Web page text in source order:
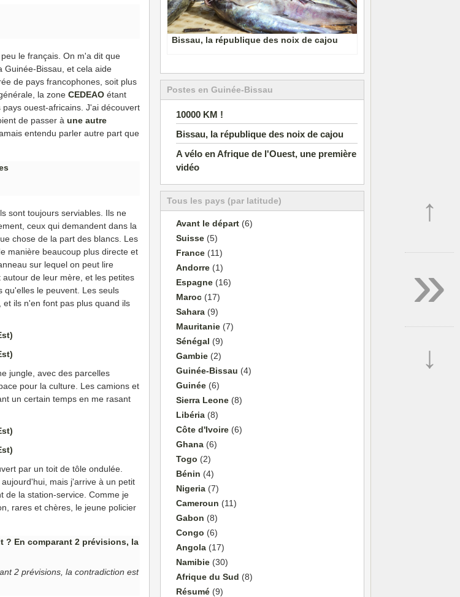
le français. On m'a dit que
Guinée-Bissau, et cela aide
de pays francophones, soit plus
la zone CEDEAO étant
ouest-africains. J'ai découvert
de passer à une autre
entendu parler autre part que
sont toujours serviables. Ils ne
ceux qui demandent dans la
chose de la part des blancs. Les
manière beaucoup plus directe et
sur lequel on peut lire
autour de leur mère, et les petites
qu'elles le peuvent. Les seuls
ils n'en font pas plus quand ils
jungle, avec des parcelles
pour la culture. Les camions et
un certain temps en me rasant
par un toit de tôle ondulée.
mais j'arrive à un petit
de la station-service. Comme je
rares et chères, le jeune policier
2 prévisions, la contradiction est
Bissau, la république des noix de cajou
Postes en Guinée-Bissau
10000 KM !
Bissau, la république des noix de cajou
A vélo en Afrique de l'Ouest, une première
vidéo
Tous les pays (par latitude)
Avant le départ(6)
Suisse(5)
France(11)
Andorre(1)
Espagne(16)
Maroc(17)
Sahara(9)
Mauritanie(7)
Sénégal (9)
Gambie(2)
Guinée-Bissau (4)
Guinée(6)
Sierra Leone(8)
Libéria(8)
Côte d'Ivoire(6)
Ghana(6)
Togo (2)
Bénin (4)
Nigeria(7)
Cameroun (11)
Gabon (8)
Congo (6)
Angola(17)
Namibie(30)
Afrique du Sud (8)
Résumé(9)
↑
»
↓